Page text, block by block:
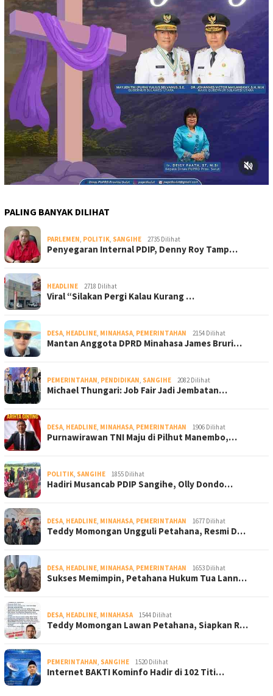
PALING BANYAK DILIHAT
PARLEMEN, POLITIK, SANGIHE 2735 Dilihat
Penyegaran Internal PDIP, Denny Roy Tamp…
HEADLINE 2718 Dilihat
Viral “Silakan Pergi Kalau Kurang …
DESA, HEADLINE, MINAHASA, PEMERINTAHAN 2154 Dilihat
Mantan Anggota DPRD Minahasa James Bruri…
PEMERINTAHAN, PENDIDIKAN, SANGIHE 2082 Dilihat
Michael Thungari: Job Fair Jadi Jembatan…
DESA, HEADLINE, MINAHASA, PEMERINTAHAN 1906 Dilihat
Purnawirawan TNI Maju di Pilhut Manembo,…
POLITIK, SANGIHE 1855 Dilihat
Hadiri Musancab PDIP Sangihe, Olly Dondo…
DESA, HEADLINE, MINAHASA, PEMERINTAHAN 1677 Dilihat
Teddy Momongan Ungguli Petahana, Resmi D…
DESA, HEADLINE, MINAHASA, PEMERINTAHAN 1653 Dilihat
Sukses Memimpin, Petahana Hukum Tua Lann…
DESA, HEADLINE, MINAHASA 1544 Dilihat
Teddy Momongan Lawan Petahana, Siapkan R…
PEMERINTAHAN, SANGIHE 1520 Dilihat
Internet BAKTI Kominfo Hadir di 102 Titi…